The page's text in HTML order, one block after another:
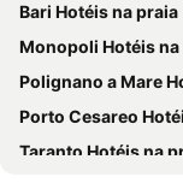
Bari Hotéis na praia
Monopoli Hotéis na
Polignano a Mare
Porto Cesareo
Taranto Hotéis na